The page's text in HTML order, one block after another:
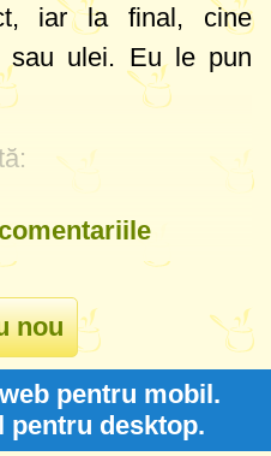
iar la final, cine
sau ulei. Eu le pun
pentru mobil.
pentru desktop.